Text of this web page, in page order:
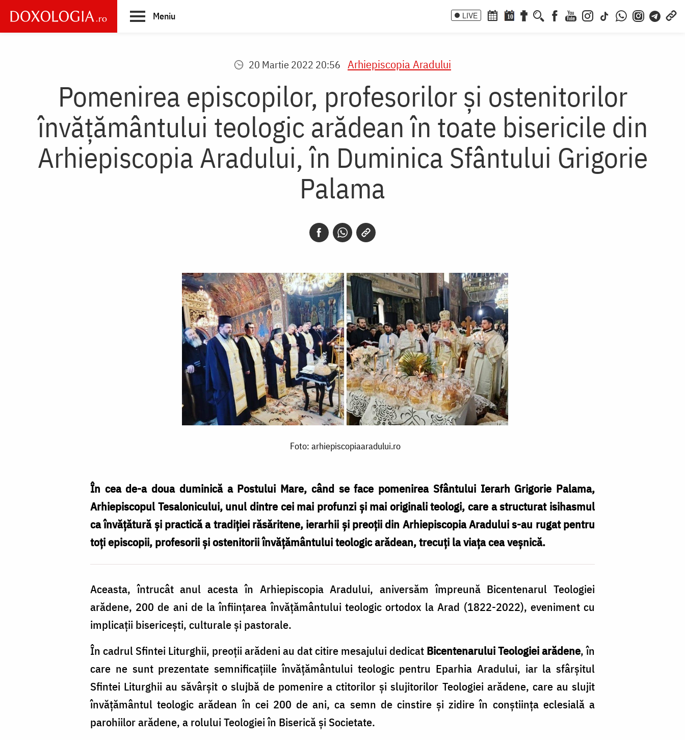
main
Meniu LIVE 10
20 Martie 2022 20:56 Arhiepiscopia Aradului
Pomenirea episcopilor, profesorilor și ostenitorilor
învățământului teologic arădean în toate bisericile din
Arhiepiscopia Aradului, în Duminica Sfântului Grigorie
Palama
Foto: arhiepiscopiaaradului.ro
În cea de-a doua duminică a Postului Mare, când se face pomenirea Sfântului Ierarh Grigorie Palama,
Arhiepiscopul Tesalonicului, unul dintre cei mai profunzi și mai originali teologi, care a structurat isihasmul
ca învățătură și practică a tradiției răsăritene, ierarhii și preoții din Arhiepiscopia Aradului s-au rugat pentru
toți episcopii, profesorii și ostenitorii învățământului teologic arădean, trecuți la viața cea veșnică.
Aceasta, întrucât anul acesta în Arhiepiscopia Aradului, aniversăm împreună Bicentenarul Teologiei
arădene, 200 de ani de la înfiinţarea învăţământului teologic ortodox la Arad (1822-2022), eveniment cu
implicaţii bisericeşti, culturale şi pastorale.
În cadrul Sfintei Liturghii, preoții arădeni au dat citire mesajului dedicat Bicentenarului Teologiei arădene, în
care ne sunt prezentate semnificațiile învățământului teologic pentru Eparhia Aradului, iar la sfârşitul
Sfintei Liturghii au săvârșit o slujbă de pomenire a ctitorilor şi slujitorilor Teologiei arădene, care au slujit
învățământul teologic arădean în cei 200 de ani, ca semn de cinstire şi zidire în conştiinţa eclesială a
parohiilor arădene, a rolului Teologiei în Biserică şi Societate.